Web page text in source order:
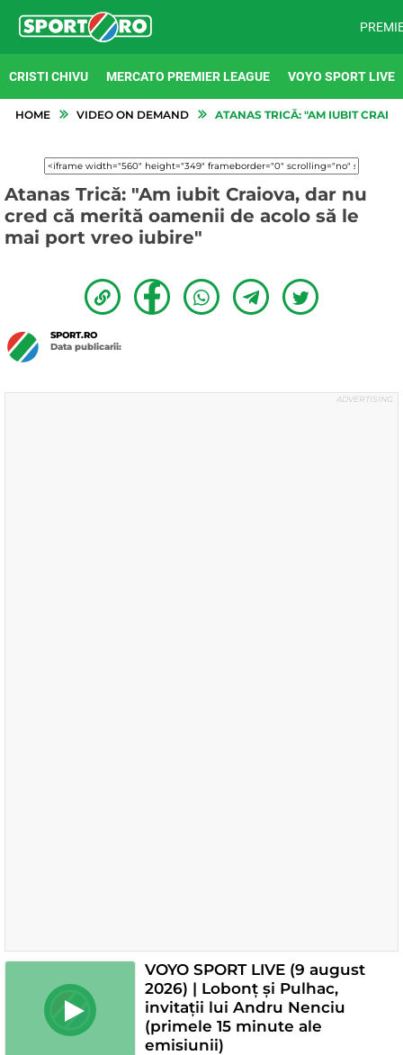
CRISTI CHIVU MERCATO PREMIER LEAGUE VOYO SPORT LIVE
HOME VIDEO ON DEMAND ATANAS TRICĂ: "AM IUBIT
Atanas Trică: "Am iubit Craiova, dar nu
cred că merită oamenii de acolo să le
mai port vreo iubire"
SPORT.RO
Data publicarii:
VOYO SPORT LIVE (9 august
2026) | Lobonț și Pulhac,
invitații lui Andru Nenciu
(primele 15 minute ale
emisiunii)